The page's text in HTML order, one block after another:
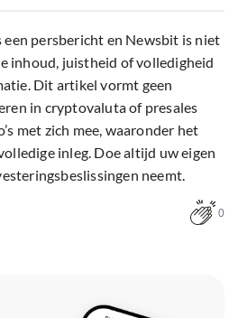
persbericht en Newsbit is niet
inhoud, juistheid of volledigheid
Dit artikel vormt geen
in cryptovaluta of presales
met zich mee, waaronder het
inleg. Doe altijd uw eigen
neemt.
0